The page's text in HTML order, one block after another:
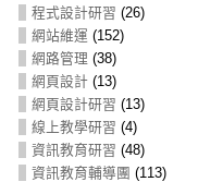
程式設計研習 (26)
網站維運 (152)
網路管理 (38)
網頁設計(13)
網頁設計研習 (13)
線上教學研習 (4)
資訊教育研習 (48)
資訊教育輔導團 (113)